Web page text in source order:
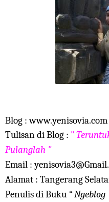
Blog : www.yenisovia.com
Tulisan di Blog : "
Pulanglah "
Email :
Alamat : Tangerang
Penulis di Buku “ Ngeblog